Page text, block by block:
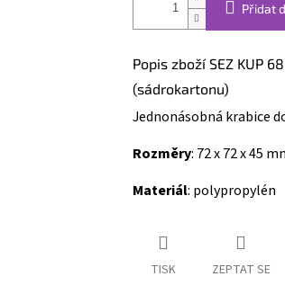
Přidat
Popis zboží SEZ KUP
(sádrokartonu)
Jednonásobná krabice
Rozměry: 72 x 72 x 45
Materiál: polypropylén
TISK ZEPTAT SE